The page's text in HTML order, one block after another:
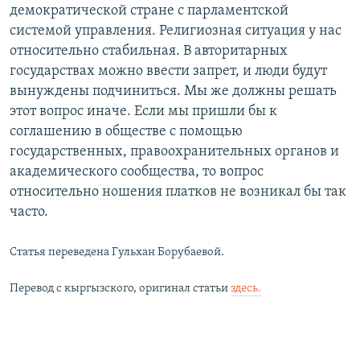
демократической стране с парламентской
системой управления. Религиозная ситуация у нас
относительно стабильная. В авторитарных
государствах можно ввести запрет, и люди будут
вынуждены подчиниться. Мы же должны решать
этот вопрос иначе. Если мы пришли бы к
соглашению в обществе с помощью
государственных, правоохранительных органов и
академического сообщества, то вопрос
относительно ношения платков не возникал бы так
часто.
Статья переведена Гульхан Борубаевой.
Перевод с кыргызского, оригинал статьи здесь.